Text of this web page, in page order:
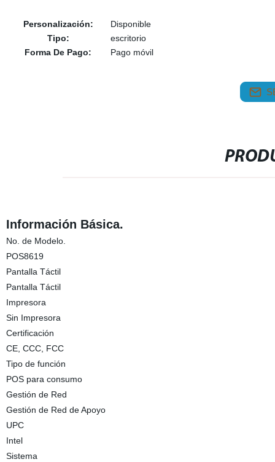
Personalización:
Disponible
Tipo:
escritorio
Forma De Pago:
Pago móvil
Información Básica.
No. de Modelo.
POS8619
Pantalla Táctil
Pantalla Táctil
Impresora
Sin Impresora
Certificación
CE, CCC, FCC
Tipo de función
POS para consumo
Gestión de Red
Gestión de Red de Apoyo
UPC
Intel
Sistema